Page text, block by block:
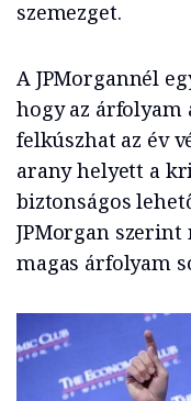
szemezget.
A JPMorgannél
hogy az árfolyam
felkúszhat az év
arany helyett a
biztonságos
JPMorgan
magas árfolyam